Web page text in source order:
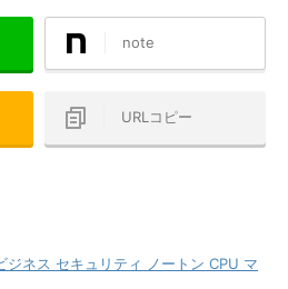
note
URLコピー
ジネス セキュリティ ノートン CPU マ